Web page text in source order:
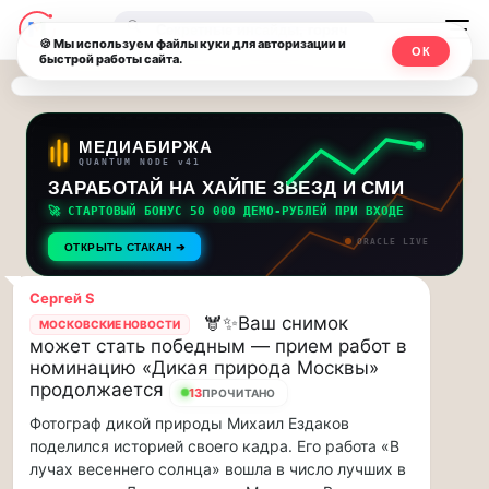
Последние
новости
и
обновления
потока:
Друзья,
приглашаем
на
музыкальную
прогулку
по
Москве
Чайковского!…
приглашаем
на
музыкальную
Москвичи.net
—
Главный
столичный
чат-
мессенджер,
новости
и
инсайды
Москвы
🔍
МЕДИАБИРЖА
QUANTUM NODE v41
ЗАРАБОТАЙ НА ХАЙПЕ ЗВЕЗД И СМИ
🚀 СТАРТОВЫЙ БОНУС 50 000 ДЕМО-РУБЛЕЙ ПРИ ВХОДЕ
ОТКРЫТЬ СТАКАН ➔ ORACLE LIVE
Сергей S
МОСКОВСКИЕ НОВОСТИ
🫎✨Ваш снимок
может стать победным — прием работ в
номинацию «Дикая природа Москвы»
продолжается
13ПРОЧИТАНО
Фотограф дикой природы Михаил Ездаков
поделился историей своего кадра. Его работа «В
лучах весеннего солнца» вошла в число лучших в
🍪 Мы используем файлы куки для авторизации и
быстрой работы сайта.
ОК